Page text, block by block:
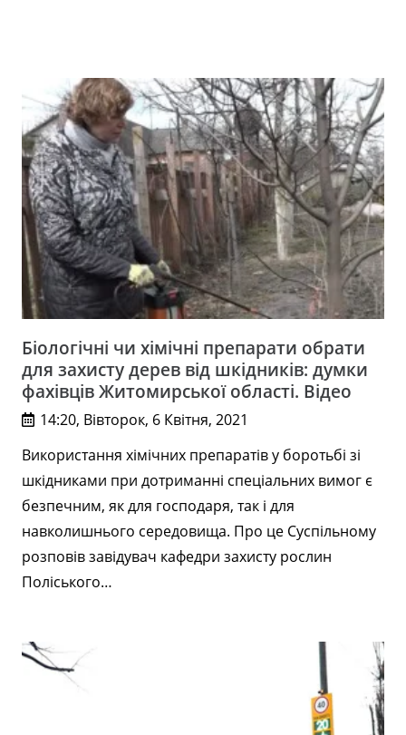
Біологічні чи хімічні препарати обрати
для захисту дерев від шкідників: думки
фахівців Житомирської області. Відео
14:20, Вівторок, 6 Квітня, 2021
Використання хімічних препаратів у боротьбі зі
шкідниками при дотриманні спеціальних вимог є
безпечним, як для господаря, так і для
навколишнього середовища. Про це Суспільному
розповів завідувач кафедри захисту рослин
Поліського…